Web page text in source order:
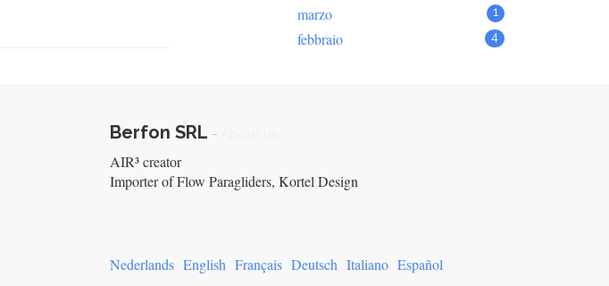
marzo 1
febbraio 4
Berfon SRL -
AIR³ creator
Importer of Flow Paragliders, Kortel Design
Nederlands English Français Deutsch Italiano Español